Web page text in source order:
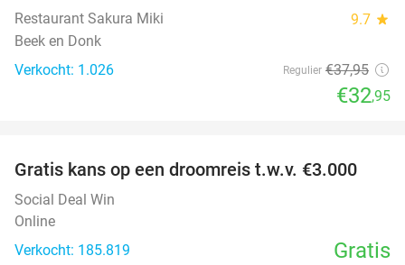
Restaurant Sakura Miki 9.7 star
Beek en Donk
Verkocht: 1.026
Regulier €37,95
€32,95
Gratis kans op een droomreis t.w.v. €3.000
Social Deal Win
Online
Verkocht: 185.819
Gratis